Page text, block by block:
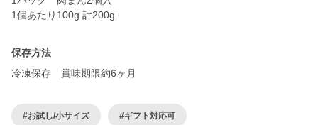
保存方法
冷凍保存 賞味期限約6ヶ月
#お試し/小サイズ #ギフト対応可